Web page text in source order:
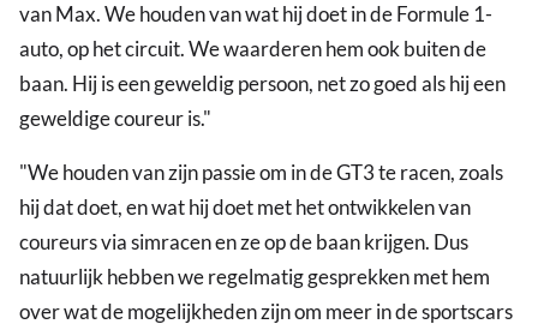
van Max. We houden van wat hij doet in de Formule 1-
auto, op het circuit. We waarderen hem ook buiten de
baan. Hij is een geweldig persoon, net zo goed als hij een
geweldige coureur is."
"We houden van zijn passie om in de GT3 te racen, zoals
hij dat doet, en wat hij doet met het ontwikkelen van
coureurs via simracen en ze op de baan krijgen. Dus
natuurlijk hebben we regelmatig gesprekken met hem
over wat de mogelijkheden zijn om meer in de sportscars